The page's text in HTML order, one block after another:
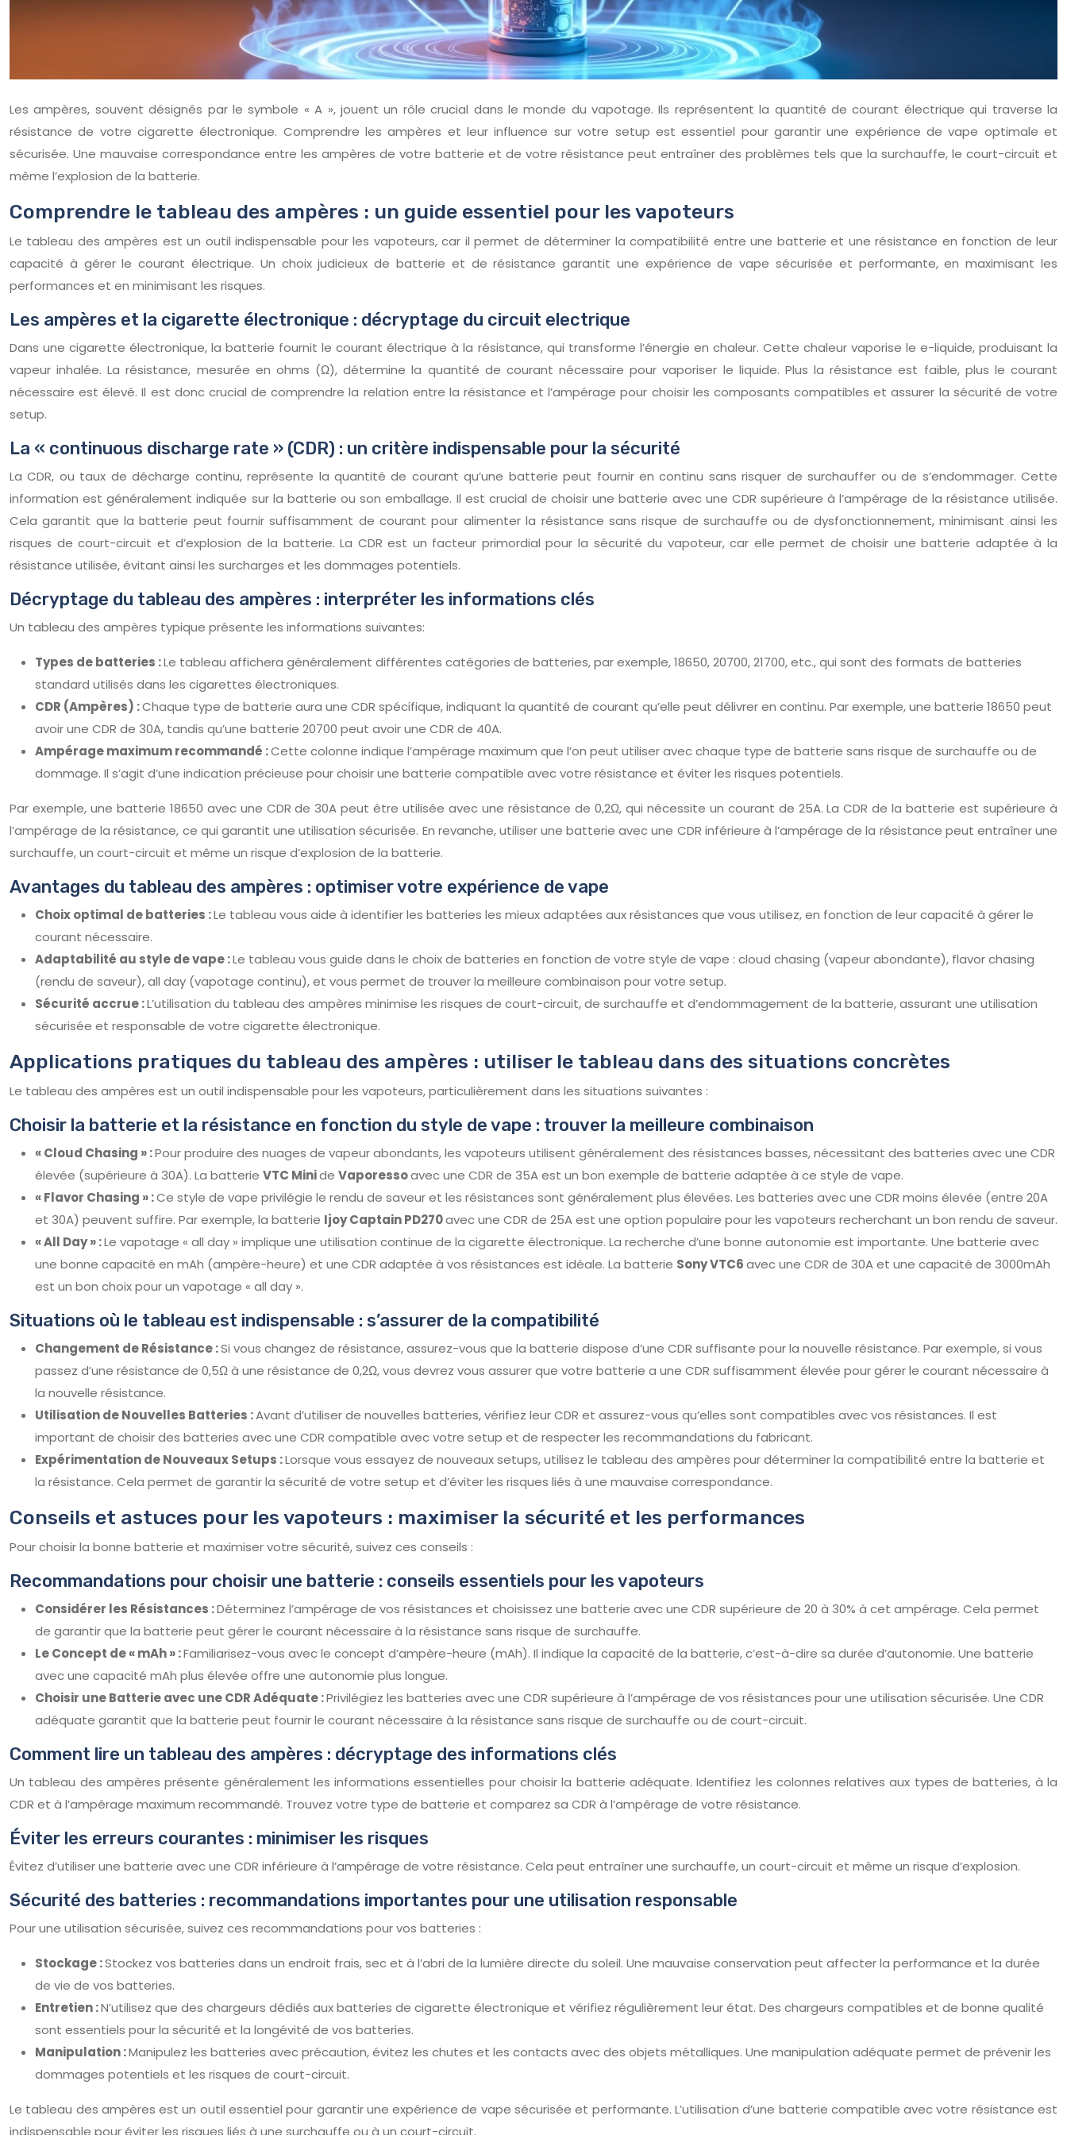
Les ampères, souvent désignés par le symbole « A », jouent un rôle crucial dans le monde du vapotage. Ils représentent la quantité de courant électrique qui traverse la
résistance de votre cigarette électronique. Comprendre les ampères et leur influence sur votre setup est essentiel pour garantir une expérience de vape optimale et
sécurisée. Une mauvaise correspondance entre les ampères de votre batterie et de votre résistance peut entraîner des problèmes tels que la surchauffe, le court-circuit et
même l’explosion de la batterie.
Comprendre le tableau des ampères : un guide essentiel pour les vapoteurs
Le tableau des ampères est un outil indispensable pour les vapoteurs, car il permet de déterminer la compatibilité entre une batterie et une résistance en fonction de leur
capacité à gérer le courant électrique. Un choix judicieux de batterie et de résistance garantit une expérience de vape sécurisée et performante, en maximisant les
performances et en minimisant les risques.
Les ampères et la cigarette électronique : décryptage du circuit electrique
Dans une cigarette électronique, la batterie fournit le courant électrique à la résistance, qui transforme l’énergie en chaleur. Cette chaleur vaporise le e-liquide, produisant la
vapeur inhalée. La résistance, mesurée en ohms (Ω), détermine la quantité de courant nécessaire pour vaporiser le liquide. Plus la résistance est faible, plus le courant
nécessaire est élevé. Il est donc crucial de comprendre la relation entre la résistance et l’ampérage pour choisir les composants compatibles et assurer la sécurité de votre
setup.
La « continuous discharge rate » (CDR) : un critère indispensable pour la sécurité
La CDR, ou taux de décharge continu, représente la quantité de courant qu’une batterie peut fournir en continu sans risquer de surchauffer ou de s’endommager. Cette
information est généralement indiquée sur la batterie ou son emballage. Il est crucial de choisir une batterie avec une CDR supérieure à l’ampérage de la résistance utilisée.
Cela garantit que la batterie peut fournir suffisamment de courant pour alimenter la résistance sans risque de surchauffe ou de dysfonctionnement, minimisant ainsi les
risques de court-circuit et d’explosion de la batterie. La CDR est un facteur primordial pour la sécurité du vapoteur, car elle permet de choisir une batterie adaptée à la
résistance utilisée, évitant ainsi les surcharges et les dommages potentiels.
Décryptage du tableau des ampères : interpréter les informations clés
Un tableau des ampères typique présente les informations suivantes:
Types de batteries :Le tableau affichera généralement différentes catégories de batteries, par exemple, 18650, 20700, 21700, etc., qui sont des formats de batteries
standard utilisés dans les cigarettes électroniques.
CDR (Ampères) :Chaque type de batterie aura une CDR spécifique, indiquant la quantité de courant qu’elle peut délivrer en continu. Par exemple, une batterie 18650 peut
avoir une CDR de 30A, tandis qu’une batterie 20700 peut avoir une CDR de 40A.
Ampérage maximum recommandé :Cette colonne indique l’ampérage maximum que l’on peut utiliser avec chaque type de batterie sans risque de surchauffe ou de
dommage. Il s’agit d’une indication précieuse pour choisir une batterie compatible avec votre résistance et éviter les risques potentiels.
Par exemple, une batterie 18650 avec une CDR de 30A peut être utilisée avec une résistance de 0,2Ω, qui nécessite un courant de 25A. La CDR de la batterie est supérieure à
l’ampérage de la résistance, ce qui garantit une utilisation sécurisée. En revanche, utiliser une batterie avec une CDR inférieure à l’ampérage de la résistance peut entraîner une
surchauffe, un court-circuit et même un risque d’explosion de la batterie.
Avantages du tableau des ampères : optimiser votre expérience de vape
Choix optimal de batteries :Le tableau vous aide à identifier les batteries les mieux adaptées aux résistances que vous utilisez, en fonction de leur capacité à gérer le
courant nécessaire.
Adaptabilité au style de vape :Le tableau vous guide dans le choix de batteries en fonction de votre style de vape : cloud chasing (vapeur abondante), flavor chasing
(rendu de saveur), all day (vapotage continu), et vous permet de trouver la meilleure combinaison pour votre setup.
Sécurité accrue :L’utilisation du tableau des ampères minimise les risques de court-circuit, de surchauffe et d’endommagement de la batterie, assurant une utilisation
sécurisée et responsable de votre cigarette électronique.
Applications pratiques du tableau des ampères : utiliser le tableau dans des situations concrètes
Le tableau des ampères est un outil indispensable pour les vapoteurs, particulièrement dans les situations suivantes :
Choisir la batterie et la résistance en fonction du style de vape : trouver la meilleure combinaison
« Cloud Chasing » :Pour produire des nuages de vapeur abondants, les vapoteurs utilisent généralement des résistances basses, nécessitant des batteries avec une CDR
élevée (supérieure à 30A). La batterie VTC Minide Vaporessoavec une CDR de 35A est un bon exemple de batterie adaptée à ce style de vape.
« Flavor Chasing » :Ce style de vape privilégie le rendu de saveur et les résistances sont généralement plus élevées. Les batteries avec une CDR moins élevée (entre 20A
et 30A) peuvent suffire. Par exemple, la batterie Ijoy Captain PD270avec une CDR de 25A est une option populaire pour les vapoteurs recherchant un bon rendu de saveur.
« All Day » :Le vapotage « all day » implique une utilisation continue de la cigarette électronique. La recherche d’une bonne autonomie est importante. Une batterie avec
une bonne capacité en mAh (ampère-heure) et une CDR adaptée à vos résistances est idéale. La batterie Sony VTC6avec une CDR de 30A et une capacité de 3000mAh
est un bon choix pour un vapotage « all day ».
Situations où le tableau est indispensable : s’assurer de la compatibilité
Changement de Résistance :Si vous changez de résistance, assurez-vous que la batterie dispose d’une CDR suffisante pour la nouvelle résistance. Par exemple, si vous
passez d’une résistance de 0,5Ω à une résistance de 0,2Ω, vous devrez vous assurer que votre batterie a une CDR suffisamment élevée pour gérer le courant nécessaire à
la nouvelle résistance.
Utilisation de Nouvelles Batteries :Avant d’utiliser de nouvelles batteries, vérifiez leur CDR et assurez-vous qu’elles sont compatibles avec vos résistances. Il est
important de choisir des batteries avec une CDR compatible avec votre setup et de respecter les recommandations du fabricant.
Expérimentation de Nouveaux Setups :Lorsque vous essayez de nouveaux setups, utilisez le tableau des ampères pour déterminer la compatibilité entre la batterie et
la résistance. Cela permet de garantir la sécurité de votre setup et d’éviter les risques liés à une mauvaise correspondance.
Conseils et astuces pour les vapoteurs : maximiser la sécurité et les performances
Pour choisir la bonne batterie et maximiser votre sécurité, suivez ces conseils :
Recommandations pour choisir une batterie : conseils essentiels pour les vapoteurs
Considérer les Résistances :Déterminez l’ampérage de vos résistances et choisissez une batterie avec une CDR supérieure de 20 à 30% à cet ampérage. Cela permet
de garantir que la batterie peut gérer le courant nécessaire à la résistance sans risque de surchauffe.
Le Concept de « mAh » :Familiarisez-vous avec le concept d’ampère-heure (mAh). Il indique la capacité de la batterie, c’est-à-dire sa durée d’autonomie. Une batterie
avec une capacité mAh plus élevée offre une autonomie plus longue.
Choisir une Batterie avec une CDR Adéquate :Privilégiez les batteries avec une CDR supérieure à l’ampérage de vos résistances pour une utilisation sécurisée. Une CDR
adéquate garantit que la batterie peut fournir le courant nécessaire à la résistance sans risque de surchauffe ou de court-circuit.
Comment lire un tableau des ampères : décryptage des informations clés
Un tableau des ampères présente généralement les informations essentielles pour choisir la batterie adéquate. Identifiez les colonnes relatives aux types de batteries, à la
CDR et à l’ampérage maximum recommandé. Trouvez votre type de batterie et comparez sa CDR à l’ampérage de votre résistance.
Éviter les erreurs courantes : minimiser les risques
Évitez d’utiliser une batterie avec une CDR inférieure à l’ampérage de votre résistance. Cela peut entraîner une surchauffe, un court-circuit et même un risque d’explosion.
Sécurité des batteries : recommandations importantes pour une utilisation responsable
Pour une utilisation sécurisée, suivez ces recommandations pour vos batteries :
Stockage :Stockez vos batteries dans un endroit frais, sec et à l’abri de la lumière directe du soleil. Une mauvaise conservation peut affecter la performance et la durée
de vie de vos batteries.
Entretien :N’utilisez que des chargeurs dédiés aux batteries de cigarette électronique et vérifiez régulièrement leur état. Des chargeurs compatibles et de bonne qualité
sont essentiels pour la sécurité et la longévité de vos batteries.
Manipulation :Manipulez les batteries avec précaution, évitez les chutes et les contacts avec des objets métalliques. Une manipulation adéquate permet de prévenir les
dommages potentiels et les risques de court-circuit.
Le tableau des ampères est un outil essentiel pour garantir une expérience de vape sécurisée et performante. L’utilisation d’une batterie compatible avec votre résistance est
indispensable pour éviter les risques liés à une surchauffe ou à un court-circuit.